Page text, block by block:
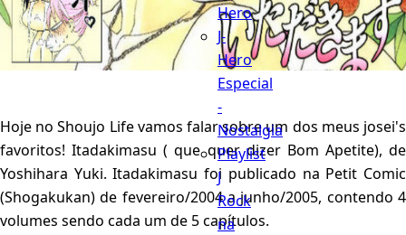
Hero
J-
Hero
Especial
-
Nostalgia
Playlist
J
Rock
na
Hoje no Shoujo Life vamos falar sobre um dos meus josei's
favoritos! Itadakimasu ( que quer dizer Bom Apetite), de
Yoshihara Yuki. Itadakimasu foi publicado na Petit Comic
(Shogakukan) de fevereiro/2004 a junho/2005, contendo 4
volumes sendo cada um de 5 capítulos.